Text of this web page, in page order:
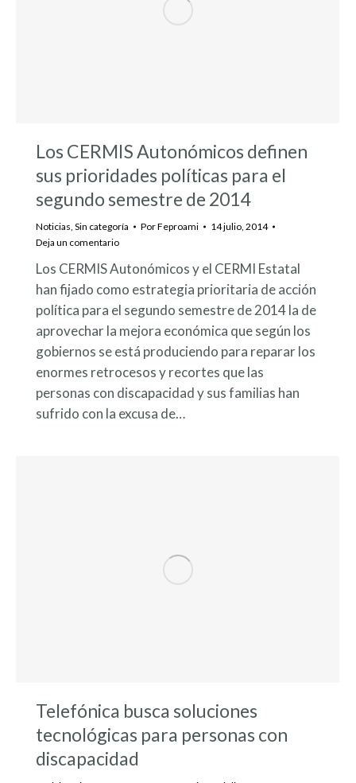
Los CERMIS Autonómicos definen
sus prioridades políticas para el
segundo semestre de 2014
Noticias Sin categoría PorFeproami
14 julio, 2014
Deja un comentario
Los CERMIS Autonómicos y el CERMI Estatal
han fijado como estrategia prioritaria de acción
política para el segundo semestre de 2014 la de
aprovechar la mejora económica que según los
gobiernos se está produciendo para reparar los
enormes retrocesos y recortes que las
personas con discapacidad y sus familias han
sufrido con la excusa de…
Telefónica busca soluciones
tecnológicas para personas con
discapacidad